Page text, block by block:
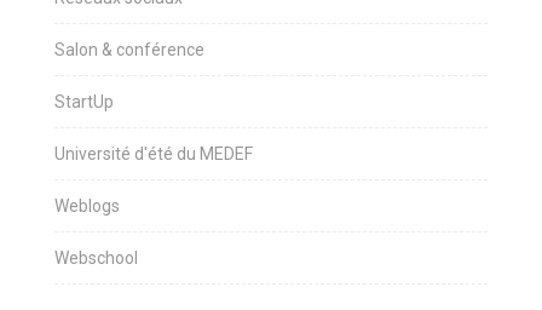
Salon & conférence
StartUp
Université d'été du MEDEF
Weblogs
Webschool